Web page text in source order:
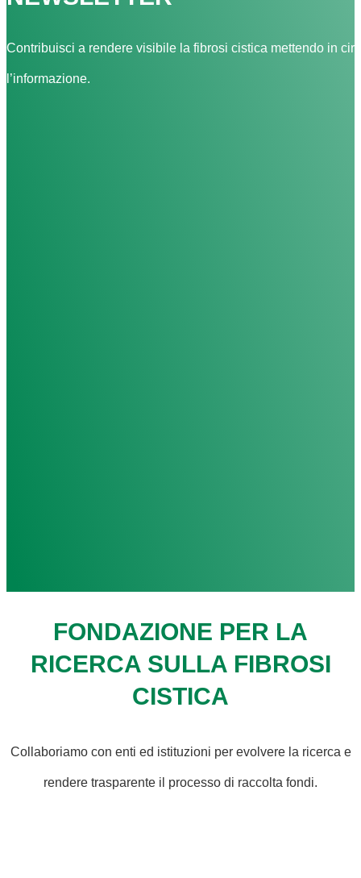
Contribuisci a rendere visibile la fibrosi cistica mettendo in
l’informazione.
FONDAZIONE PER LA
RICERCA SULLA FIBROSI
CISTICA
Collaboriamo con enti ed istituzioni per evolvere la ricerca e
rendere trasparente il processo di raccolta fondi.